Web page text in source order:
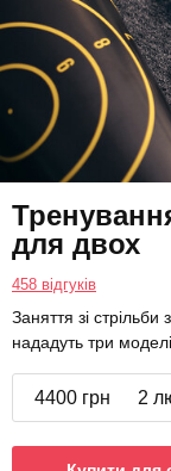
для двох
458 відгуків
Заняття зі
нададуть три моделі
4400 грн 2